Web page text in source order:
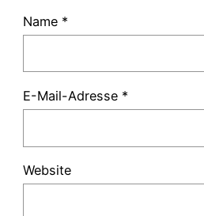
Name *
E-Mail-Adresse *
Website